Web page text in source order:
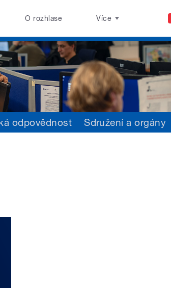
O rozhlase Více
odpovědnost Sdružení a orgány